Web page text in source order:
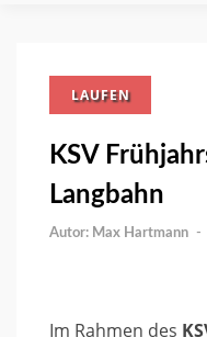
LAUFEN
KSV
Langbahn
Max Hartmann -
Im Rahmen des